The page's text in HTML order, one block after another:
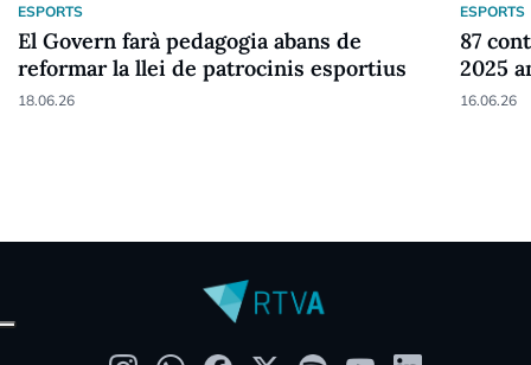
ESPORTS
El Govern farà pedagogia abans de
reformar la llei de patrocinis esportius
18.06.26
ESPORTS
87
2025
16.06.26